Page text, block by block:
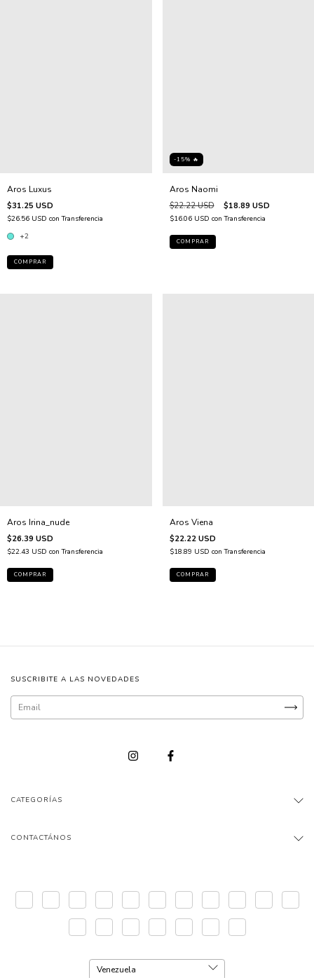
Aros Luxus
$31.25 USD
$26.56 USD con Transferencia
+2
COMPRAR
-15% 🔥
Aros Naomi
$22.22 USD $18.89 USD
$16.06 USD con Transferencia
Aros Irina_nude
$26.39 USD
$22.43 USD con Transferencia
Aros Viena
$22.22 USD
$18.89 USD con Transferencia
SUSCRIBITE A LAS NOVEDADES
CATEGORÍAS
CONTACTÁNOS